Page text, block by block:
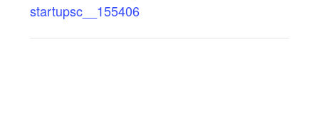
startupsc__155406